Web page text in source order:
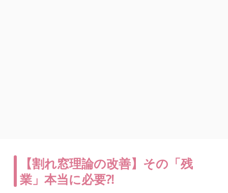
【割れ窓理論の改善】その「残
業」本当に必要⁈